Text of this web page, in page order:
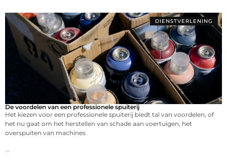
DIENSTVERLENING
De voordelen van een professionele spuiterij
Het kiezen voor een professionele spuiterij biedt tal van voordelen, of
het nu gaat om het herstellen van schade aan voertuigen, het
overspuiten van machines
...